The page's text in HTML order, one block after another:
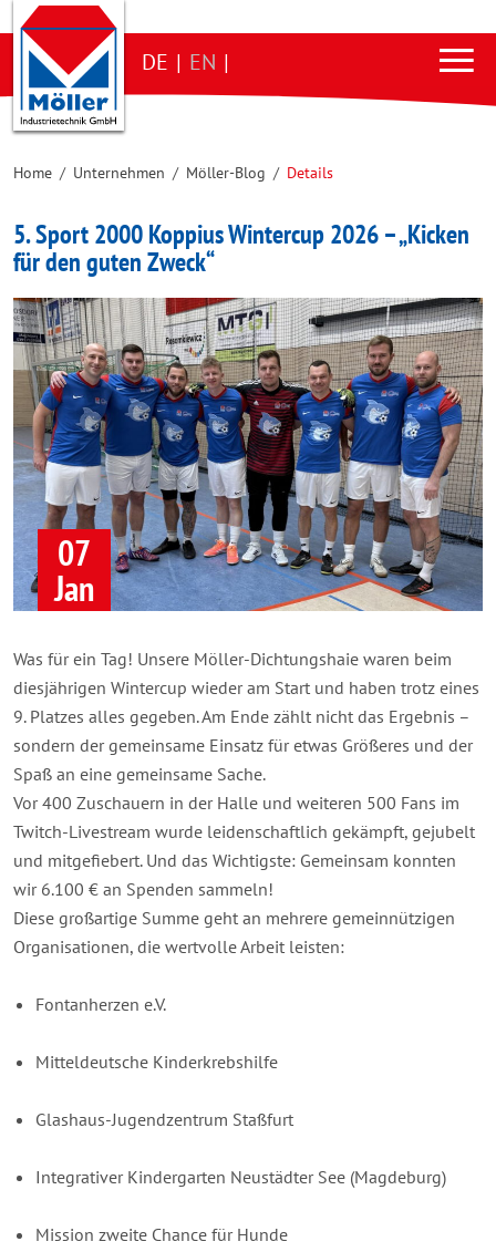
DE | EN |
Home / Unternehmen / Möller-Blog / Details
5. Sport 2000 Koppius Wintercup 2026 – „Kicken
für den guten Zweck“
07
Jan
Was für ein Tag! Unsere Möller-Dichtungshaie waren beim
diesjährigen Wintercup wieder am Start und haben trotz eines
9. Platzes alles gegeben. Am Ende zählt nicht das Ergebnis –
sondern der gemeinsame Einsatz für etwas Größeres und der
Spaß an eine gemeinsame Sache.
Vor 400 Zuschauern in der Halle und weiteren 500 Fans im
Twitch-Livestream wurde leidenschaftlich gekämpft, gejubelt
und mitgefiebert. Und das Wichtigste: Gemeinsam konnten
wir 6.100 € an Spenden sammeln!
Diese großartige Summe geht an mehrere gemeinnützigen
Organisationen, die wertvolle Arbeit leisten:
Fontanherzen e.V.
Mitteldeutsche Kinderkrebshilfe
Glashaus-Jugendzentrum Staßfurt
Integrativer Kindergarten Neustädter See (Magdeburg)
Mission zweite Chance für Hunde